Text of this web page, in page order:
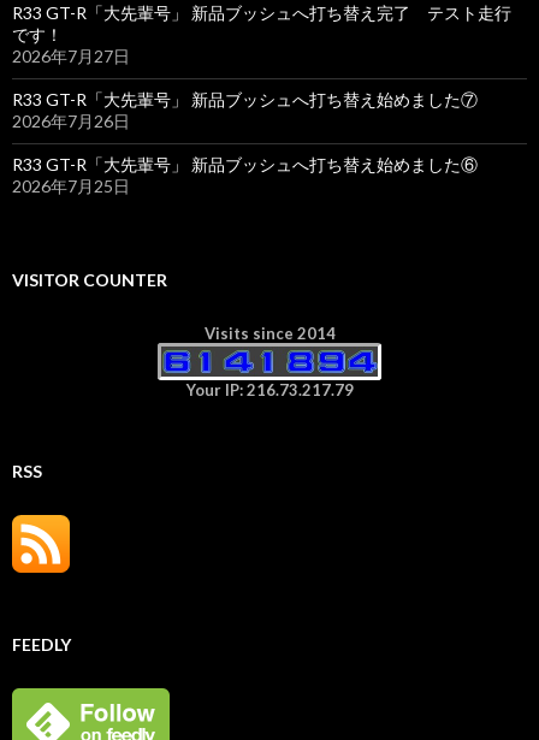
R33 GT-R「大先輩号」 新品ブッシュへ打ち替え完了 テスト走行
です！
2026年7月27日
R33 GT-R「大先輩号」 新品ブッシュへ打ち替え始めました⑦
2026年7月26日
R33 GT-R「大先輩号」 新品ブッシュへ打ち替え始めました⑥
2026年7月25日
VISITOR COUNTER
Visits since 2014
Your IP: 216.73.217.79
RSS
FEEDLY